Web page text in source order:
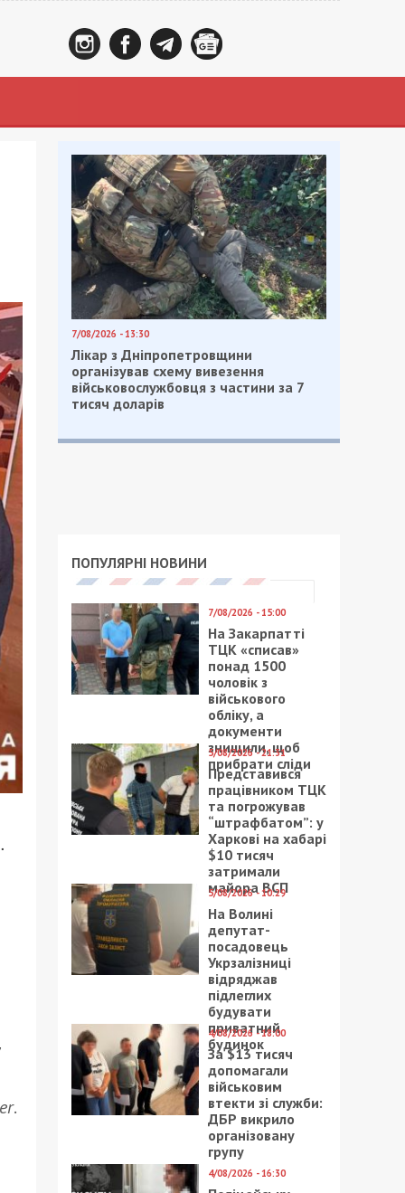
.
7/08/2026 - 13:30
Лікар з Дніпропетровщини
організував схему вивезення
військовослужбовця з частини за 7
тисяч доларів
ПОПУЛЯРНІ НОВИНИ
7/08/2026 - 15:00
На Закарпатті
ТЦК «списав»
понад 1500
чоловік з
військового
обліку, а
документи
знищили, щоб
прибрати сліди
5/08/2026 - 21:31
Представився
працівником ТЦК
та погрожував
“штрафбатом”: у
Харкові на хабарі
$10 тисяч
затримали
майора ВСП
5/08/2026 - 10:29
На Волині
депутат-
посадовець
Укрзалізниці
відряджав
підлеглих
будувати
приватний
будинок
4/08/2026 - 18:00
За $13 тисяч
допомагали
військовим
втекти зі служби:
ДБР викрило
організовану
групу
4/08/2026 - 16:30